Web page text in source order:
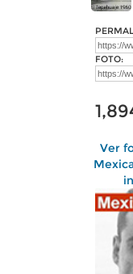
FOTO:
Ver